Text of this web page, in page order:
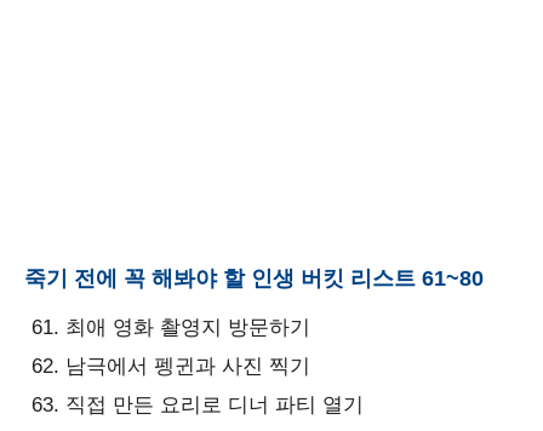
죽기 전에 꼭 해봐야 할 인생 버킷 리스트 61~80
최애 영화 촬영지 방문하기
남극에서 펭귄과 사진 찍기
직접 만든 요리로 디너 파티 열기